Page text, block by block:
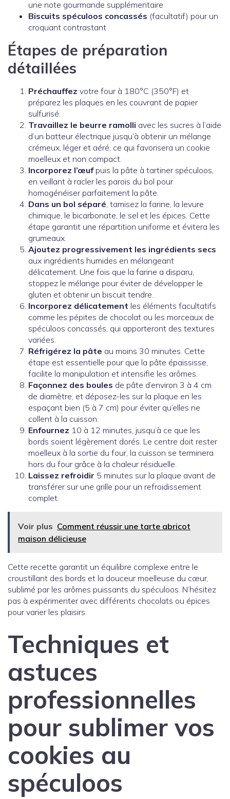
une note gourmande supplémentaire
Biscuits spéculoos concassés (facultatif) pour un
croquant contrastant
Étapes de préparation
détaillées
Préchauffez votre four à 180°C (350°F) et
préparez les plaques en les couvrant de papier
sulfurisé.
Travaillez le beurre ramolli avec les sucres à l’aide
d’un batteur électrique jusqu’à obtenir un mélange
crémeux, léger et aéré, ce qui favorisera un cookie
moelleux et non compact.
Incorporez l’œufpuis la pâte à tartiner spéculoos,
en veillant à racler les parois du bol pour
homogénéiser parfaitement la pâte.
Dans un bol séparé, tamisez la farine, la levure
chimique, le bicarbonate, le sel et les épices. Cette
étape garantit une répartition uniforme et évitera les
grumeaux.
Ajoutez progressivement les ingrédients secs
aux ingrédients humides en mélangeant
délicatement. Une fois que la farine a disparu,
stoppez le mélange pour éviter de développer le
gluten et obtenir un biscuit tendre.
Incorporez délicatement les éléments facultatifs
comme les pépites de chocolat ou les morceaux de
spéculoos concassés, qui apporteront des textures
variées.
Réfrigérez la pâte au moins 30 minutes. Cette
étape est essentielle pour que la pâte épaississe,
facilite la manipulation et intensifie les arômes.
Façonnez des boules de pâte d’environ 3 à 4 cm
de diamètre, et déposez-les sur la plaque en les
espaçant bien (5 à 7 cm) pour éviter qu’elles ne
collent à la cuisson.
Enfournez 10 à 12 minutes, jusqu’à ce que les
bords soient légèrement dorés. Le centre doit rester
moelleux à la sortie du four, la cuisson se terminera
hors du four grâce à la chaleur résiduelle.
Laissez refroidir 5 minutes sur la plaque avant de
transférer sur une grille pour un refroidissement
complet.
Voir plus Comment réussir une tarte abricot
maison délicieuse
Cette recette garantit un équilibre complexe entre le
croustillant des bords et la douceur moelleuse du cœur,
sublimé par les arômes puissants du spéculoos. N’hésitez
pas à expérimenter avec différents chocolats ou épices
pour varier les plaisirs.
Techniques et
astuces
professionnelles
pour sublimer vos
cookies au
spéculoos